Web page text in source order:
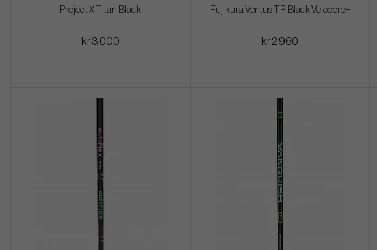
Project X Titan Black
kr 3 000
Fujikura Ventus TR Black Velocore+
kr 2 960